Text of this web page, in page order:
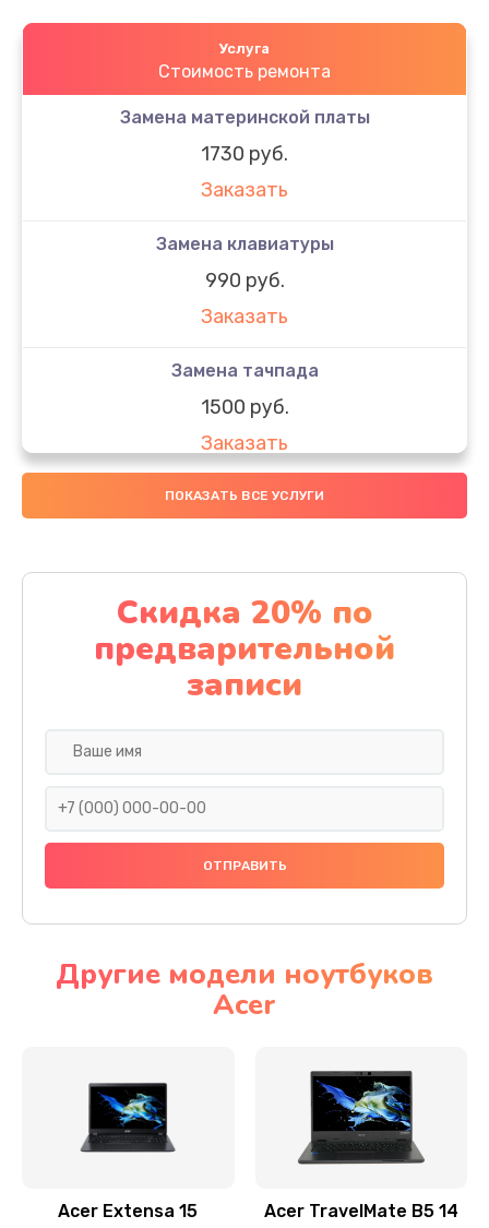
Услуга
Стоимость ремонта
Замена материнской платы
1730 руб.
Заказать
Замена клавиатуры
990 руб.
Заказать
Замена тачпада
1500 руб.
Заказать
Замена южного моста
Заказать
Чистка от пыли
1060 руб.
Заказать
Ремонт подсветки
Настройка BIOS
Замена видеочипа
Заказать
ПОКАЗАТЬ ВСЕ УСЛУГИ
Скидка 20% по
предварительной
записи
Другие модели ноутбуков
Acer
Acer Extensa 15 Acer TravelMate B5 14